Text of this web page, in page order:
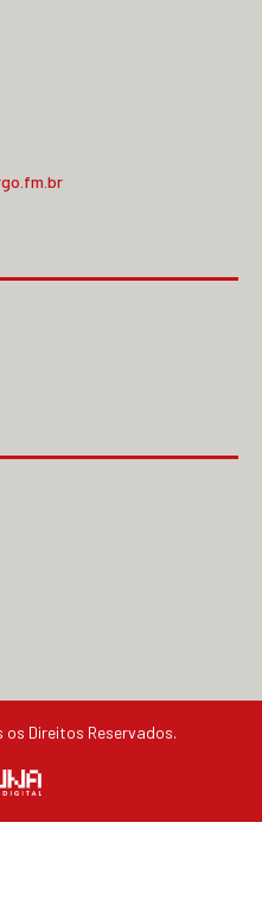
Direitos Reservados.